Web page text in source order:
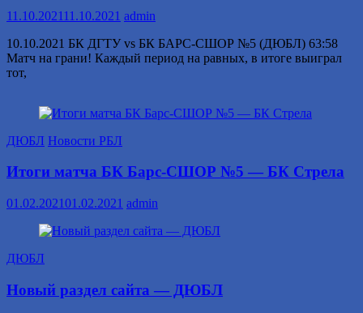
11.10.2021 11.10.2021 admin
10.10.2021 БК ДГТУ vs БК БАРС-СШОР №5 (ДЮБЛ) 63:58
Матч на грани! Каждый период на равных, в итоге выиграл
тот,
ДЮБЛ Новости РБЛ
Итоги матча БК Барс-СШОР №5 — БК Стрела
01.02.202101.02.2021 admin
ДЮБЛ
Новый раздел сайта — ДЮБЛ